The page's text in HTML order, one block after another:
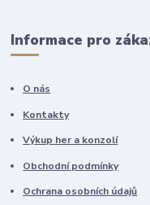
Informace pro
O nás
Kontakty
Výkup her a konzolí
Obchodní podmínky
Ochrana osobních údajů